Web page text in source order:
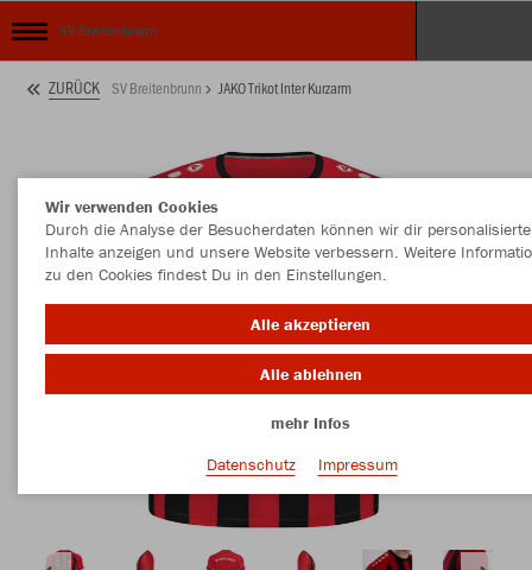
SV Breitenbrunn
ZURÜCK SV Breitenbrunn JAKO Trikot Inter Kurzarm
Wir verwenden Cookies
Durch die Analyse der Besucherdaten können wir dir personalisierte
Inhalte anzeigen und unsere Website verbessern. Weitere
zu den Cookies findest Du in den Einstellungen.
Alle akzeptieren
Alle ablehnen
mehr Infos
Datenschutz
Impressum